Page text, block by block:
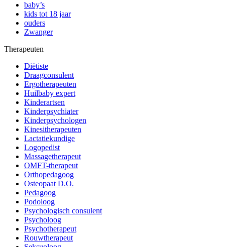
baby’s
kids tot 18 jaar
ouders
Zwanger
Therapeuten
Diëtiste
Draagconsulent
Ergotherapeuten
Huilbaby expert
Kinderartsen
Kinderpsychiater
Kinderpsychologen
Kinesitherapeuten
Lactatiekundige
Logopedist
Massagetherapeut
OMFT-therapeut
Orthopedagoog
Osteopaat D.O.
Pedagoog
Podoloog
Psychologisch consulent
Psycholoog
Psychotherapeut
Rouwtherapeut